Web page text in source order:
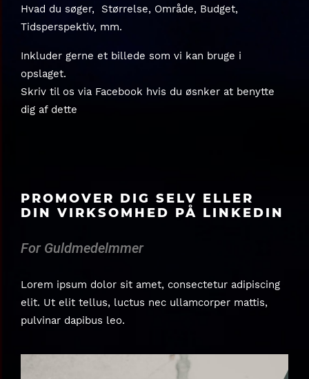
Hvad du søger, Størrelse, Område, Budget,
Tidsperspektiv, mm.
Inkluder gerne et billede som vi kan bruge i
opslaget.
Skriv til os via Facebook hvis du øsnker at benytte
dig af dette
PROMOVER DIG SELV ELLER
DIN VIRKSOMHED PÅ LINKEDIN
For Guldmedelmmer
Lorem ipsum dolor sit amet, consectetur adipiscing
elit. Ut elit tellus, luctus nec ullamcorper mattis,
pulvinar dapibus leo.